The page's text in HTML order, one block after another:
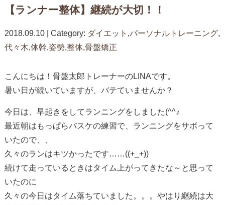
【ランナー整体】継続が大切！！
2018.09.10 | Category: ダイエット ,パーソナルトレーニング,
代々木,体幹,姿勢,整体,骨盤矯正
こんにちは！骨盤太郎トレーナーのLINAです。
暑い日が続いていますが、バテていませんか？
今日は、早起きをしてランニングをしました(^^♪
最近朝はもっぱらバスケの練習で、ランニングをサボって
いたので、、
久々のランはキツかったです……((+_+))
続けて走っているときはタイム上がってきたな～と思って
いたのに
久々の今日はタイム落ちていました。。。やはり継続は大